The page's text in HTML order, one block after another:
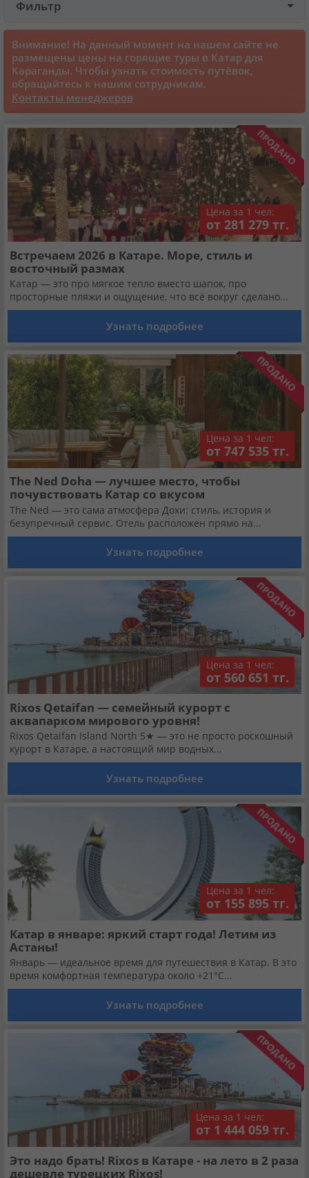
Круизы
Cтатьи
70129 отзывов наших туристов
Сертификаты
О нас
Для бизнеса
Контакты
Кабинет туриста
Валюта: KZT USD EUR
Язык: Русский Қазақша
Установи наше мобильное приложение
Загрузить приложение из App Store
Загрузить приложение из Google Play
Фильтр
Внимание! На данный момент на нашем сайте не
размещены цены на горящие туры в Катар для
Караганды. Чтобы узнать стоимость путёвок,
обращайтесь к нашим сотрудникам.
Контакты менеджеров
Цена за 1 чел:
от 281 279 тг.
Встречаем 2026 в Катаре. Море, стиль и
восточный размах
Катар — это про мягкое тепло вместо шапок, про
просторные пляжи и ощущение, что всё вокруг сделано...
Узнать подробнее
Цена за 1 чел:
от 747 535 тг.
The Ned Doha — лучшее место, чтобы
почувствовать Катар со вкусом
The Ned — это сама атмосфера Дохи: стиль, история и
безупречный сервис. Отель расположен прямо на...
Узнать подробнее
Цена за 1 чел:
от 560 651 тг.
Rixos Qetaifan — семейный курорт с
аквапарком мирового уровня!
Rixos Qetaifan Island North 5★ — это не просто роскошный
курорт в Катаре, а настоящий мир водных...
Узнать подробнее
Цена за 1 чел:
от 155 895 тг.
Катар в январе: яркий старт года! Летим из
Астаны!
Январь — идеальное время для путешествия в Катар. В это
время комфортная температура около +21°C...
Узнать подробнее
Цена за 1 чел:
от 1 444 059 тг.
Это надо брать! Rixos в Катаре - на лето в 2 раза
дешевле турецких Rixos!